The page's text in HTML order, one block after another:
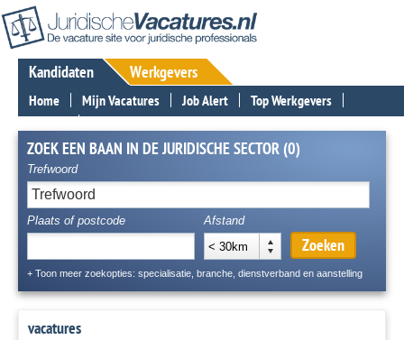
Kandidaten
Home Mijn Vacatures Job Alert
Top Werkgevers
Nieuws
Contact
Werkgevers
ZOEK EEN BAAN IN DE JURIDISCHE SECTOR (0)
Trefwoord
Plaats of postcode
Afstand
< 30km
Zoeken
+ Toon meer zoekopties: specialisatie, branche, dienstverband en aanstelling
vacatures